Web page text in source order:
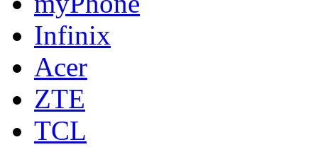
Infinix
Acer
ZTE
TCL